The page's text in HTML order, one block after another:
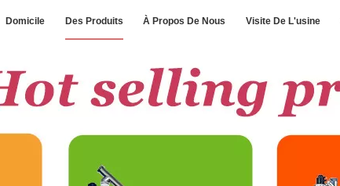
Domicile Des Produits À Propos De Nous Visite De L'usine